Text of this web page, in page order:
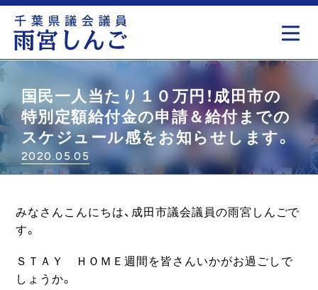
国民一人当たり１０万円！成田市の
特別定額給付金の申請＆給付までの
スケジュール感をお知らせします。
2020.05.05
みなさんこんにちは、成田市議会議員の雨宮しんごで
す。
ＳＴＡＹ ＨＯＭＥ週間を皆さんいかがお過ごしで
しょうか。